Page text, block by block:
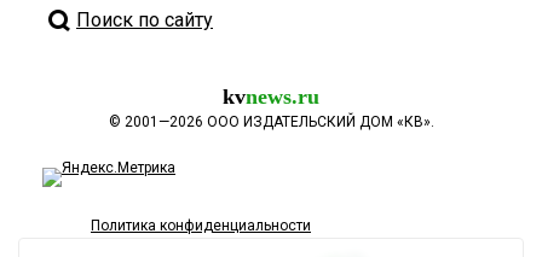
Поиск по сайту
kvnews.ru
© 2001—2026 ООО ИЗДАТЕЛЬСКИЙ ДОМ «КВ».
Политика конфиденциальности